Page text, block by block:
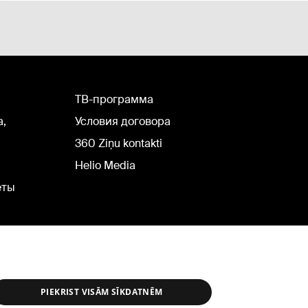
TВ-программа
Условия договора
360 Ziņu kontakti
Helio Media
PIEKRIST VISĀM SĪKDATNĒM